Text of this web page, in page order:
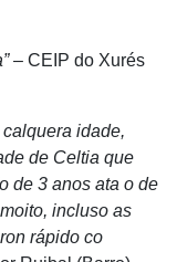
– CEIP do Xurés
idade,
de Celtia que
de 3 anos ata o de
incluso as
rápido co